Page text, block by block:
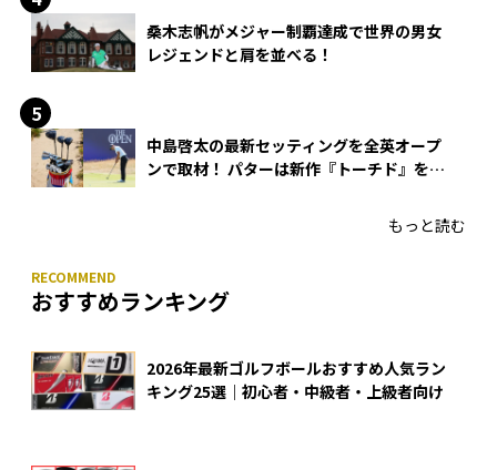
桑木志帆がメジャー制覇達成で世界の男女
レジェンドと肩を並べる！
中島啓太の最新セッティングを全英オープ
ンで取材！ パターは新作『トーチド』を投
もっと読む
おすすめランキング
2026年最新ゴルフボールおすすめ人気ラン
キング25選｜初心者・中級者・上級者向け